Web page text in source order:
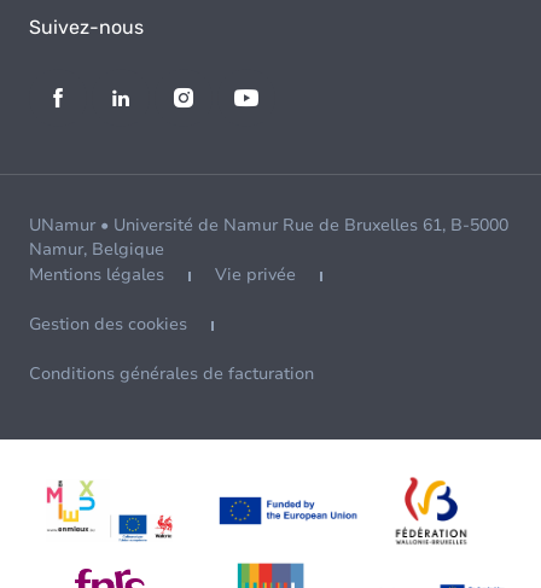
Suivez-nous
UNamur • Université de Namur Rue de Bruxelles 61, B-5000
Namur, Belgique
Mentions légales
Vie privée
Gestion des cookies
Conditions générales de facturation